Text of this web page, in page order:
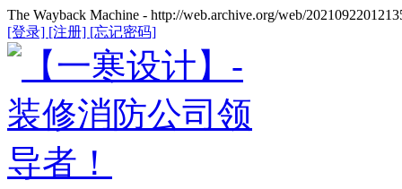
The Wayback Machine - http://web.archive.org/web/
[登录] [注册] [忘记密码]